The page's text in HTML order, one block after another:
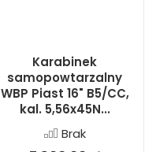
Karabinek
samopowtarzalny
WBP Piast 16" B5/CC,
kal. 5,56x45N...
Brak